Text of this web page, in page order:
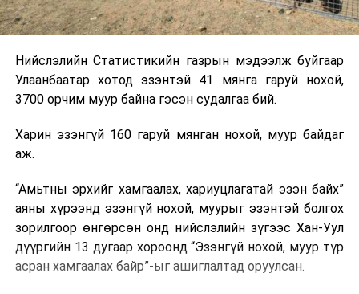
Нийслэлийн Статистикийн газрын мэдээлж буйгаар
Улаанбаатар хотод эзэнтэй 41 мянга гаруй нохой,
3700 орчим муур байна гэсэн судалгаа бий.
Харин эзэнгүй 160 гаруй мянган нохой, муур байдаг
аж.
“Амьтны эрхийг хамгаалах, хариуцлагатай эзэн байх”
аяны хүрээнд эзэнгүй нохой, муурыг эзэнтэй болгох
зорилгоор өнгөрсөн онд нийслэлийн зүгээс Хан-Уул
дүүргийн 13 дугаар хороонд “Эзэнгүй нохой, муур түр
асран хамгаалах байр”-ыг ашиглалтад оруулсан.